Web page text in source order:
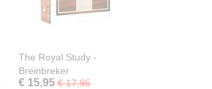
The Royal Study -
Breinbreker
€ 15,95 € 17,95